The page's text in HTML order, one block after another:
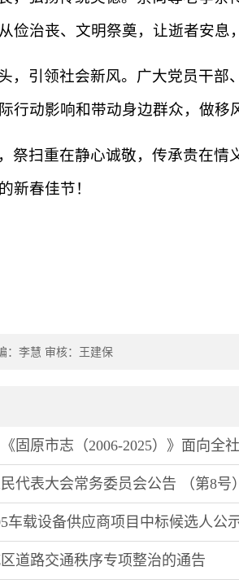
俭治丧、文明祭奠，让逝者安息
，引领社会新风。广大党员干
行动影响和带动身边群众，做移
祭扫重在静心诚敬，传承贵在
新春佳节！
：李慧 审核：王建保
固原市志（2006-2025）》面向全
代表大会常务委员会公告 （第8号）
车载设备供应商项目中标候选人公
道路交通秩序专项整治的通告